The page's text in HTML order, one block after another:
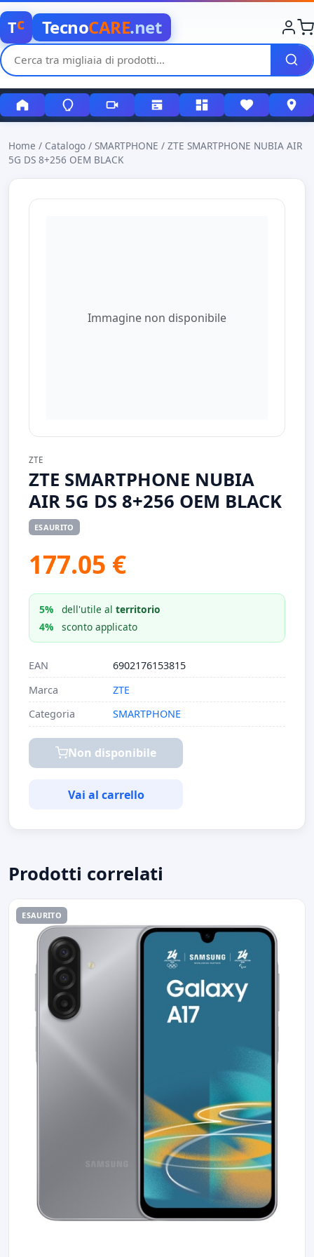
Tc TecnoCARE.net
Home / Catalogo / SMARTPHONE / ZTE SMARTPHONE NUBIA AIR
5G DS 8+256 OEM BLACK
Immagine non disponibile
ZTE
ZTE SMARTPHONE NUBIA
AIR 5G DS 8+256 OEM BLACK
ESAURITO
177.05 €
5% dell'utile alterritorio
4%
sconto applicato
EAN
6902176153815
Marca
ZTE
Categoria
SMARTPHONE
Non disponibile
Vai al carrello
Prodotti correlati
ESAURITO